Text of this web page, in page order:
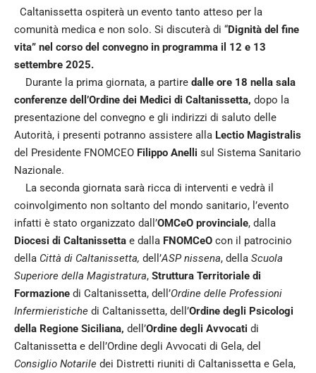
Caltanissetta ospiterà un evento tanto atteso per la
comunità medica e non solo. Si discuterà di “Dignità del fine
vita” nel corso del convegno in programma il 12 e 13
settembre 2025.
Durante la prima giornata, a partire dalle ore 18 nella sala
conferenze dell’Ordine dei Medici di Caltanissetta, dopo la
presentazione del convegno e gli indirizzi di saluto delle
Autorità, i presenti potranno assistere alla Lectio Magistralis
del Presidente FNOMCEO Filippo Anelli sul Sistema Sanitario
Nazionale.
La seconda giornata sarà ricca di interventi e vedrà il
coinvolgimento non soltanto del mondo sanitario, l’evento
infatti è stato organizzato dall’OMCeO provinciale, dalla
Diocesi di Caltanissetta e dalla FNOMCeO con il patrocinio
della Città di Caltanissetta, dell’ASP nissena, della Scuola
Superiore della Magistratura, Struttura Territoriale di
Formazione di Caltanissetta, dell’Ordine delle Professioni
Infermieristiche di Caltanissetta, dell’Ordine degli Psicologi
della Regione Siciliana, dell’Ordine degli Avvocati di
Caltanissetta e dell’Ordine degli Avvocati di Gela, del
Consiglio Notarile dei Distretti riuniti di Caltanissetta e Gela,